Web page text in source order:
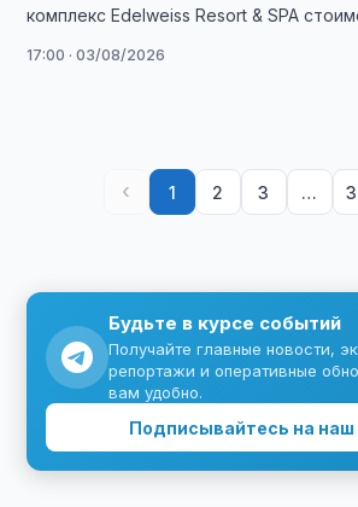
комплекс Edelweiss Resort & SPA
17:00 · 03/08/2026
‹ 1 2 3 …
Будьте в курсе событий
Получайте главные новости,
репортажи и оперативные
вам удобно.
Подписывайтесь на наш